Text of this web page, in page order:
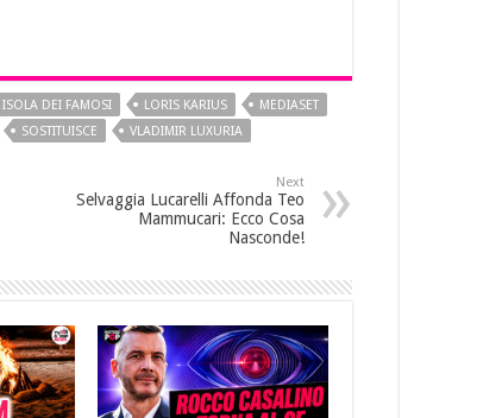
ISOLA DEI FAMOSI LORIS KARIUS
MEDIASET
SOSTITUISCE VLADIMIR LUXURIA
Next
Selvaggia Lucarelli Affonda Teo
Mammucari: Ecco Cosa
Nasconde!